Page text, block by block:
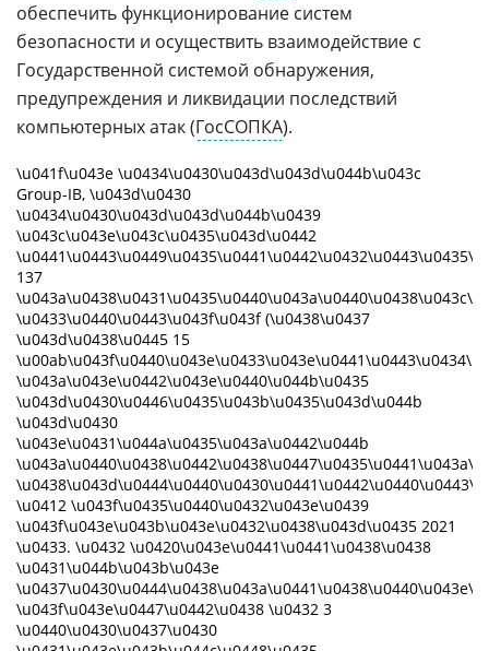
обеспечить функционирование систем
безопасности и осуществить взаимодействие с
Государственной системой обнаружения,
предупреждения и ликвидации последствий
компьютерных атак (ГосСОПКА).
\u041f\u043e \u0434\u0430\u043d\u043d\u044b\u043c
Group-IB, \u043d\u0430
\u0434\u0430\u043d\u043d\u044b\u0439
\u043c\u043e\u043c\u0435\u043d\u0442
137
\u0433\u0440\u0443\u043f\u043f (\u0438\u0437
\u043d\u0438\u0445 15
\u043a\u043e\u0442\u043e\u0440\u044b\u0435
\u043d\u0430\u0446\u0435\u043b\u0435\u043d\u044b
\u043d\u0430
\u043e\u0431\u044a\u0435\u043a\u0442\u044b
\u0412 \u043f\u0435\u0440\u0432\u043e\u0439
\u043f\u043e\u043b\u043e\u0432\u0438\u043d\u0435 2021
\u0433. \u0432 \u0420\u043e\u0441\u0441\u0438\u0438
\u0431\u044b\u043b\u043e
\u043f\u043e\u0447\u0442\u0438 \u0432 3
\u0440\u0430\u0437\u0430